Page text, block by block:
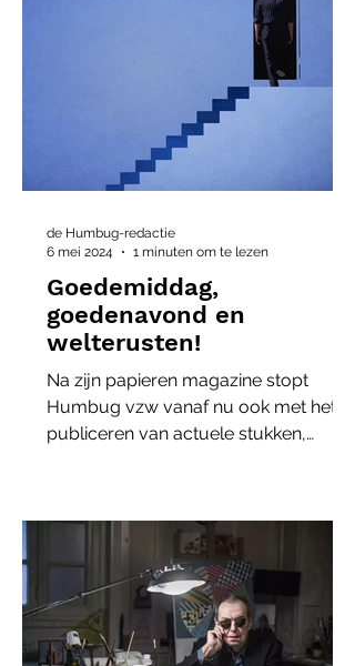
Goedemiddag,
goedenavond en
welterusten!
Na zijn papieren magazine stopt
Humbug vzw vanaf nu ook met het
publiceren van actuele stukken,
de Humbug-redactie
6 mei 2024
1 minuten om te lezen